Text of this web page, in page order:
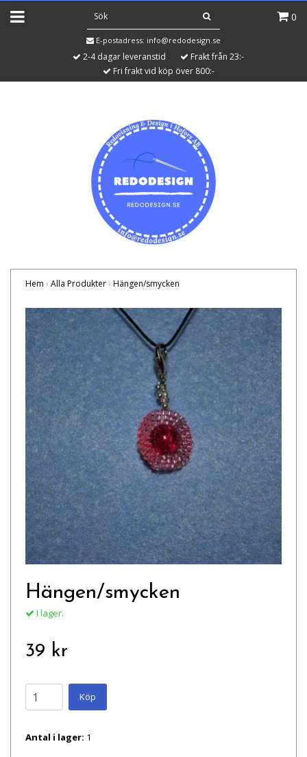
0
E-postadress: info@redodesign.se
2-4 dagar leveranstid
Frakt från 23:-
Fri frakt vid köp över 800:-
Hem › Alla Produkter› Hängen/smycken
Hängen/smycken
I lager.
39 kr
Köp
Antal i lager: 1